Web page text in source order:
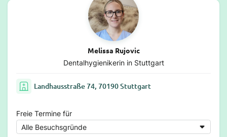
Melissa Rujovic
Dentalhygienikerin in Stuttgart
Landhausstraße 74, 70190 Stuttgart
Freie Termine für